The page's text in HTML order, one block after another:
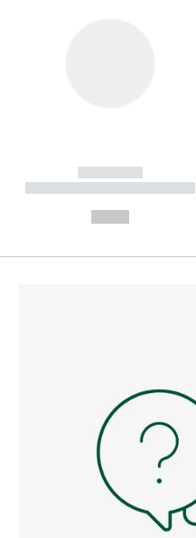
------------
----------- ----------- --------